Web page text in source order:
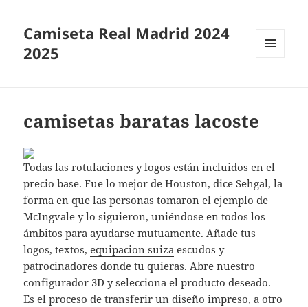
Camiseta Real Madrid 2024
2025
camisetas baratas lacoste
Todas las rotulaciones y logos están incluidos en el
precio base. Fue lo mejor de Houston, dice Sehgal, la
forma en que las personas tomaron el ejemplo de
McIngvale y lo siguieron, uniéndose en todos los
ámbitos para ayudarse mutuamente. Añade tus
logos, textos,equipacion suiza escudos y
patrocinadores donde tu quieras. Abre nuestro
configurador 3D y selecciona el producto deseado.
Es el proceso de transferir un diseño impreso, a otro